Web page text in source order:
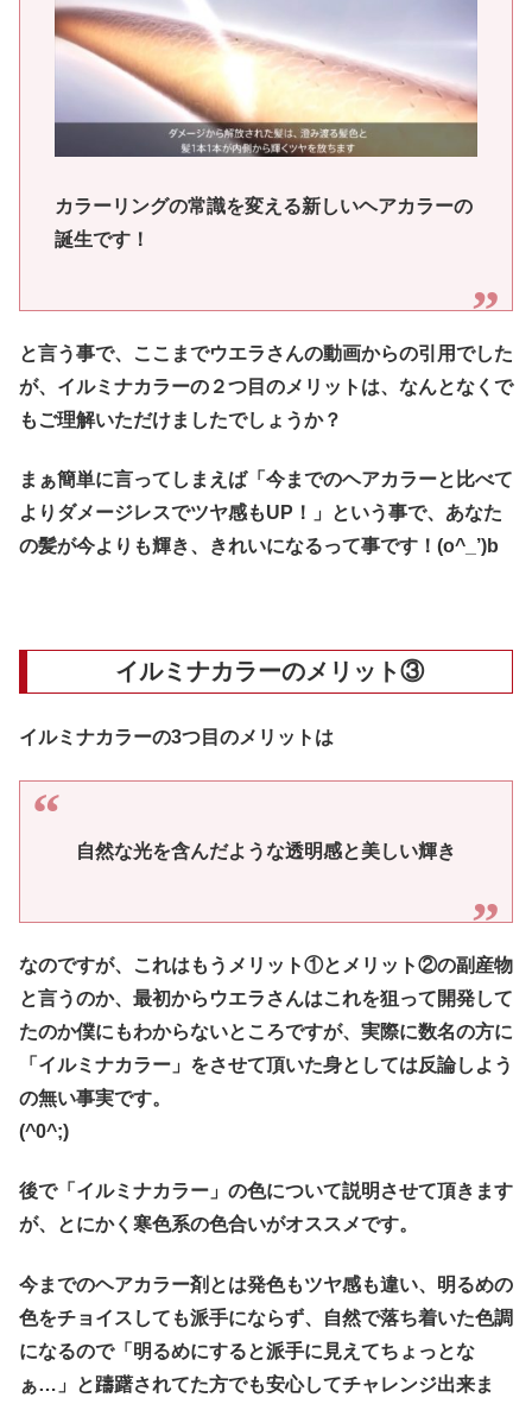
カラーリングの常識を変える新しいヘアカラーの
誕生です！
と言う事で、ここまでウエラさんの動画からの引用でした
が、イルミナカラーの２つ目のメリットは、なんとなくで
もご理解いただけましたでしょうか？
まぁ簡単に言ってしまえば「今までのヘアカラーと比べて
よりダメージレスでツヤ感もUP！」という事で、あなた
の髪が今よりも輝き、きれいになるって事です！(o^_’)b
イルミナカラーのメリット③
イルミナカラーの3つ目のメリットは
自然な光を含んだような透明感と美しい輝き
なのですが、これはもうメリット①とメリット②の副産物
と言うのか、最初からウエラさんはこれを狙って開発して
たのか僕にもわからないところですが、実際に数名の方に
「イルミナカラー」をさせて頂いた身としては反論しよう
の無い事実です。
(^0^;)
後で「イルミナカラー」の色について説明させて頂きます
が、とにかく寒色系の色合いがオススメです。
今までのヘアカラー剤とは発色もツヤ感も違い、明るめの
色をチョイスしても派手にならず、自然で落ち着いた色調
になるので「明るめにすると派手に見えてちょっとな
ぁ…」と躊躇されてた方でも安心してチャレンジ出来ま